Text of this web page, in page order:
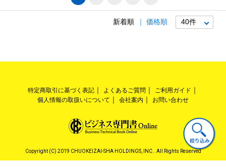
新着順 価格順
特定商取引に基づく表記 よくあるご質問
ご利用ガイド
個人情報の取扱いについて
会社案内 お問い合わせ
Copyright (C) 2019 CHUOKEIZAI-SHA HOLDINGS, INC.. All Rights Reserved